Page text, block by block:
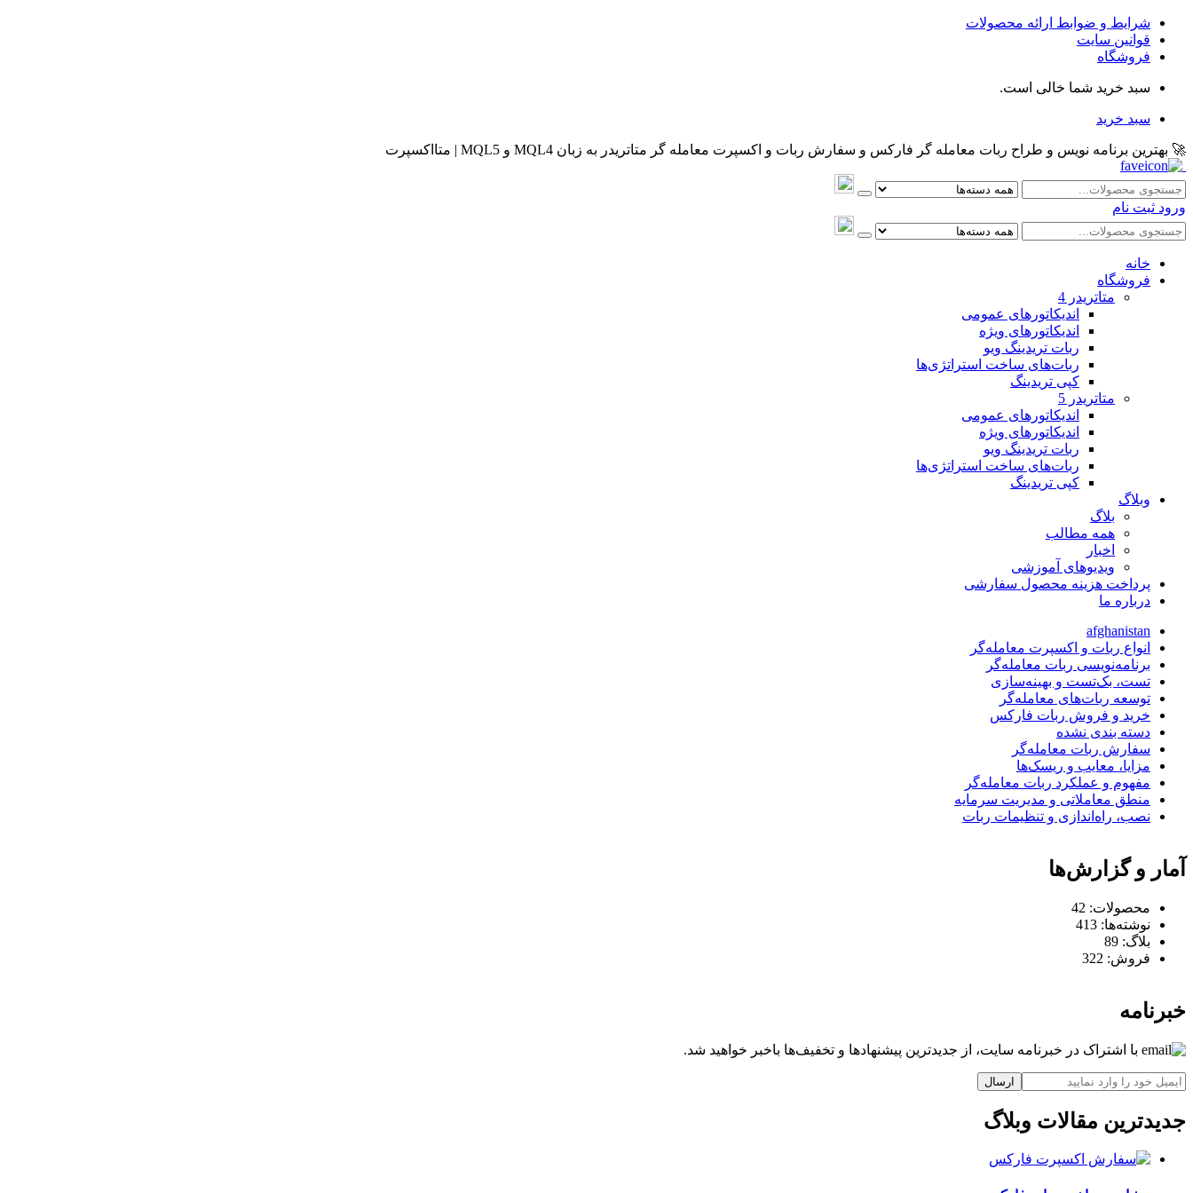
شرایط و ضوابط ارائه محصولات
قوانین سایت
فروشگاه
سبد خرید شما خالی است.
سبد خرید
🚀 بهترین برنامه نویس و طراح ربات معامله گر فارکس و سفارش ربات و اکسپرت معامله گر متاتریدر به زبان MQL4 و MQL5 | متااکسپرت
ورود ثبت نام
خانه
فروشگاه
متاتريدر 4
اندیکاتورهای عمومی
اندیکاتورهای ویژه
ربات تریدینگ ویو
ربات‌های ساخت استراتژی‌ها
کپی تریدینگ
متاتريدر 5
اندیکاتورهای عمومی
اندیکاتورهای ویژه
ربات تریدینگ ویو
ربات‌های ساخت استراتژی‌ها
کپی تریدینگ
وبلاگ
بلاگ
همه مطالب
اخبار
ویدیوهای آموزشی
پرداخت هزینه محصول سفارشی
درباره ما
afghanistan
انواع ربات و اکسپرت معامله‌گر
برنامه‌نویسی ربات معامله‌گر
تست، بک‌تست و بهینه‌سازی
توسعه ربات‌های معامله‌گر
خرید و فروش ربات فارکس
دسته بندی نشده
سفارش ربات معامله‌گر
مزایا، معایب و ریسک‌ها
مفهوم و عملکرد ربات معامله‌گر
منطق معاملاتی و مدیریت سرمایه
نصب، راه‌اندازی و تنظیمات ربات
آمار و گزارش‌ها
محصولات: 42
نوشته‌ها: 413
بلاگ: 89
فروش: 322
خبرنامه
با اشتراک در خبرنامه سایت، از جدیدترین پیشنهادها و تخفیف‌ها باخبر خواهید شد.
ارسال
جدیدترین مقالات وبلاگ